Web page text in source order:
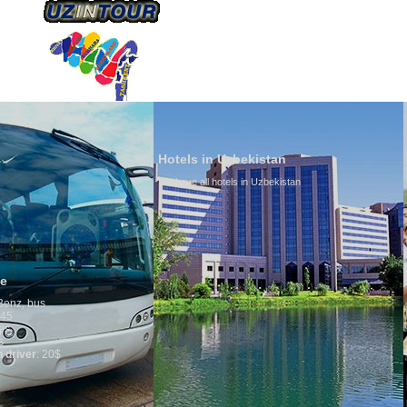
Hotels in Uzbekistan
We have all hotels in Uzbekistan
Culture of
By nature Uzbeks prefer
is why migration and
any influence on
general, the level of the
growth is very high. In
marriages is significantly
percentage of divorce
in the world. According to
family is regarded as